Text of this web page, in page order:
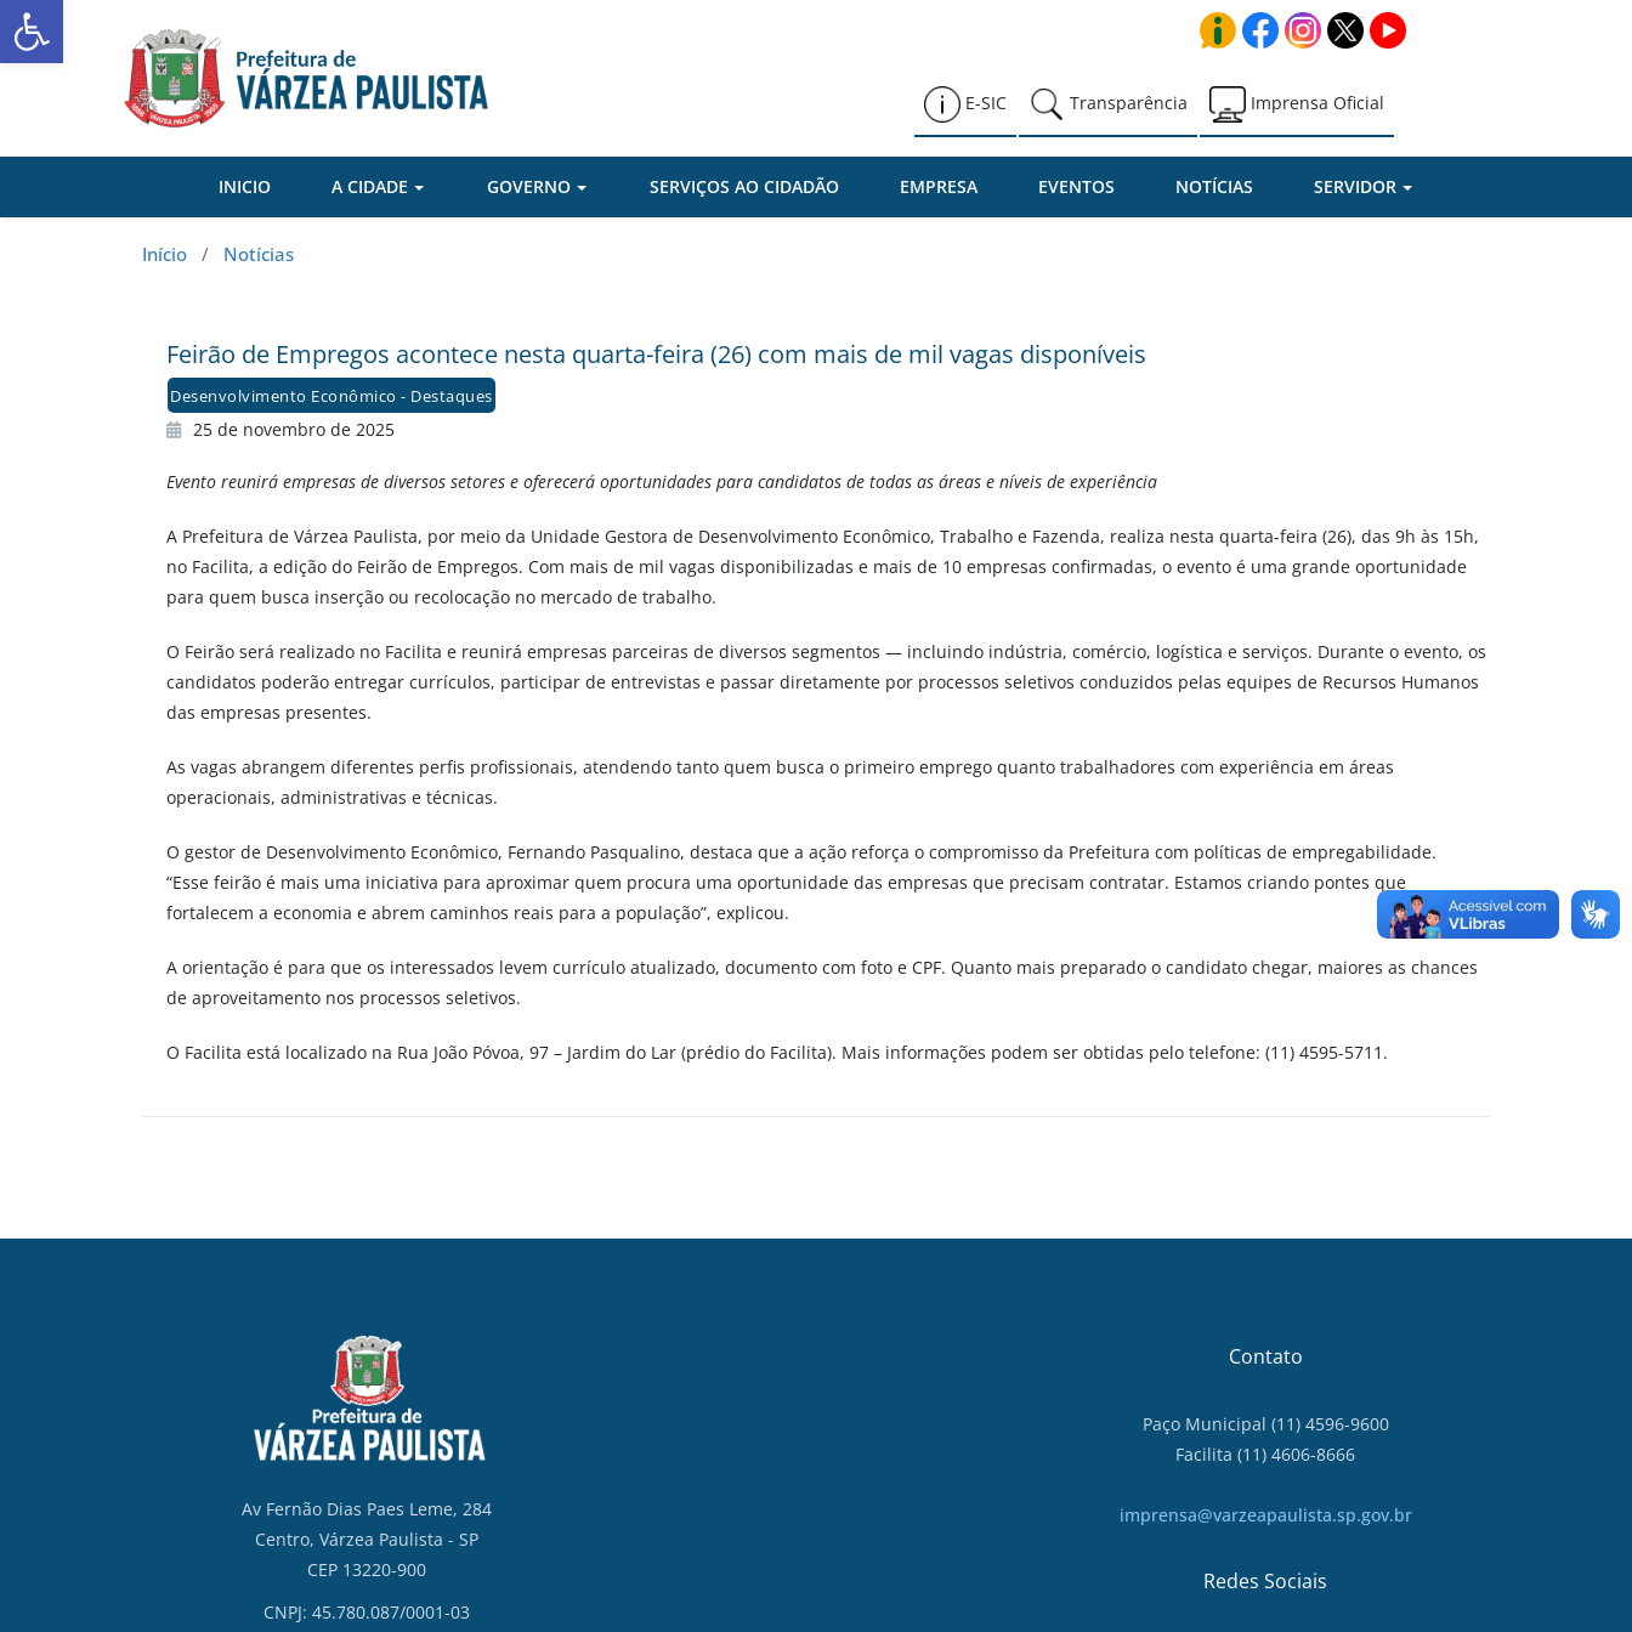
Skip
to
E-SIC Transparência Imprensa Oficial
INICIO A CIDADE GOVERNO SERVIÇOS AO CIDADÃO EMPRESA EVENTOS NOTÍCIAS SERVIDOR
Início / Notícias
Feirão de Empregos acontece nesta quarta-feira (26) com mais de mil vagas disponíveis
Desenvolvimento Econômico - Destaques
25 de novembro de 2025
Evento reunirá empresas de diversos setores e oferecerá oportunidades para candidatos de todas as áreas e níveis de experiência
A Prefeitura de Várzea Paulista, por meio da Unidade Gestora de Desenvolvimento Econômico, Trabalho e Fazenda, realiza nesta quarta-feira (26), das 9h às 15h,
no Facilita, a edição do Feirão de Empregos. Com mais de mil vagas disponibilizadas e mais de 10 empresas confirmadas, o evento é uma grande oportunidade
para quem busca inserção ou recolocação no mercado de trabalho.
O Feirão será realizado no Facilita e reunirá empresas parceiras de diversos segmentos — incluindo indústria, comércio, logística e serviços. Durante o evento, os
candidatos poderão entregar currículos, participar de entrevistas e passar diretamente por processos seletivos conduzidos pelas equipes de Recursos Humanos
das empresas presentes.
As vagas abrangem diferentes perfis profissionais, atendendo tanto quem busca o primeiro emprego quanto trabalhadores com experiência em áreas
operacionais, administrativas e técnicas.
O gestor de Desenvolvimento Econômico, Fernando Pasqualino, destaca que a ação reforça o compromisso da Prefeitura com políticas de empregabilidade.
“Esse feirão é mais uma iniciativa para aproximar quem procura uma oportunidade das empresas que precisam contratar. Estamos criando pontes que
fortalecem a economia e abrem caminhos reais para a população”, explicou.
A orientação é para que os interessados levem currículo atualizado, documento com foto e CPF. Quanto mais preparado o candidato chegar, maiores as chances
de aproveitamento nos processos seletivos.
O Facilita está localizado na Rua João Póvoa, 97 – Jardim do Lar (prédio do Facilita). Mais informações podem ser obtidas pelo telefone: (11) 4595-5711.
Av Fernão Dias Paes Leme, 284
Centro, Várzea Paulista - SP
CEP 13220-900
CNPJ: 45.780.087/0001-03
Contato
Paço Municipal (11) 4596-9600
Facilita (11) 4606-8666
imprensa@varzeapaulista.sp.gov.br
Redes Sociais